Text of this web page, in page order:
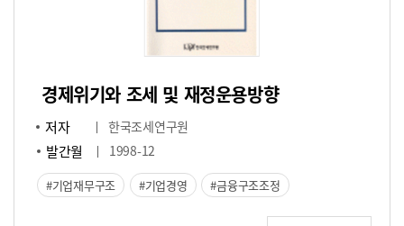
경제위기와 조세 및 재정운용방향
저자 한국조세연구원
발간월 1998-12
기업재무구조 기업경영 금융구조조정